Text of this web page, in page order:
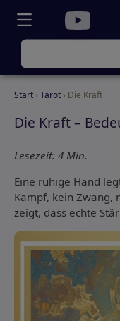
Start › Tarot › Die Kraft
Die Kraft –
Lesezeit: 4 Min.
Eine ruhige Hand
Kampf, kein Zwang,
zeigt, dass echte